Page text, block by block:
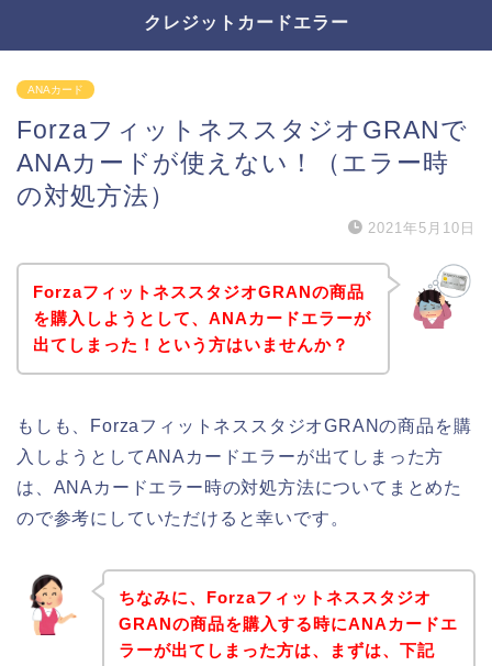
クレジットカードエラー
ANAカード
ForzaフィットネススタジオGRANで
ANAカードが使えない！（エラー時
の対処方法）
2021年5月10日
ForzaフィットネススタジオGRANの商品
を購入しようとして、ANAカードエラーが
出てしまった！という方はいませんか？
もしも、ForzaフィットネススタジオGRANの商品を購
入しようとしてANAカードエラーが出てしまった方
は、ANAカードエラー時の対処方法についてまとめた
ので参考にしていただけると幸いです。
ちなみに、Forzaフィットネススタジオ
GRANの商品を購入する時にANAカードエ
ラーが出てしまった方は、まずは、下記